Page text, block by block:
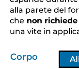
alla parete del
che non
una vite in
Corpo